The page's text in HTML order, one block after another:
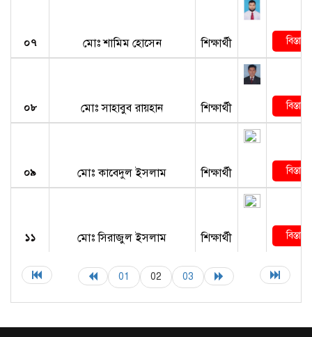
০৭ মোঃ শামিম হোসেন শিক্ষার্থী
০৮ মোঃ সাহাবুব রায়হান শিক্ষার্থী
০৯ মোঃ কাবেদুল ইসলাম শিক্ষার্থী
১১ মোঃ সিরাজুল ইসলাম শিক্ষার্থী
01 02 03